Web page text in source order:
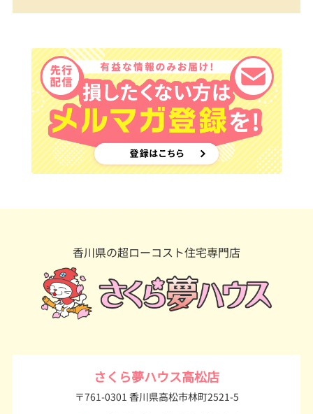
香川県の超ローコスト住宅専門店
さくら夢ハウス高松店
〒761-0301 香川県高松市林町2521-5